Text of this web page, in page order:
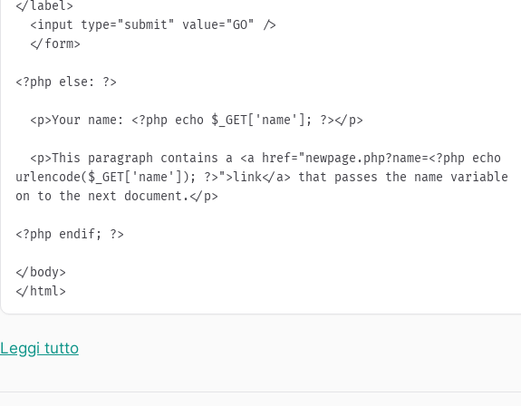
</label>
<?php else: ?>
urlencode($_GET['name']); ?>">link</a> that passes the name variable
on to the next document.</p>
<?php endif; ?>
</body>
</html>
Leggi tutto“Pagine con piu’ scopi in php”